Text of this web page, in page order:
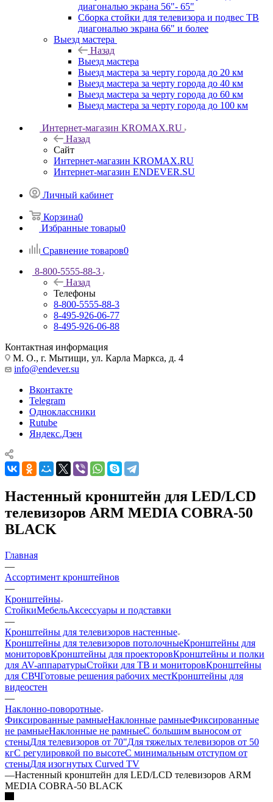
диагональю экрана 56"- 65"
Сборка стойки для телевизора и подвес ТВ
диагональю экрана 66" и более
Выезд мастера
Назад
Выезд мастера
Выезд мастера за черту города до 20 км
Выезд мастера за черту города до 40 км
Выезд мастера за черту города до 60 км
Выезд мастера за черту города до 100 км
Интернет-магазин KROMAX.RU
Назад
Сайт
Интернет-магазин KROMAX.RU
Интернет-магазин ENDEVER.SU
Личный кабинет
Корзина0
Избранные товары0
Сравнение товаров0
8-800-5555-88-3
Назад
Телефоны
8-800-5555-88-3
8-495-926-06-77
8-495-926-06-88
Контактная информация
М. О., г. Мытищи, ул. Карла Маркса, д. 4
info@endever.su
Вконтакте
Telegram
Одноклассники
Rutube
Яндекс.Дзен
Настенный кронштейн для LED/LCD
телевизоров ARM MEDIA COBRA-50
BLACK
Главная
—
Ассортимент кронштейнов
—
Кронштейны
СтойкиМебельАксессуары и подставки
—
Кронштейны для телевизоров настенные
Кронштейны для телевизоров потолочныеКронштейны для
мониторовКронштейны для проекторовКронштейны и полки
для AV-аппаратурыСтойки для ТВ и мониторовКронштейны
для СВЧГотовые решения рабочих местКронштейны для
видеостен
—
Наклонно-поворотные
Фиксированные рамныеНаклонные рамныеФиксированные
не рамныеНаклонные не рамныеС большим выносом от
стеныДля телевизоров от 70"Для тяжелых телевизоров от 50
кгС регулировкой по высотеС минимальным отступом от
стеныДля изогнутых Curved TV
—Настенный кронштейн для LED/LCD телевизоров ARM
MEDIA COBRA-50 BLACK